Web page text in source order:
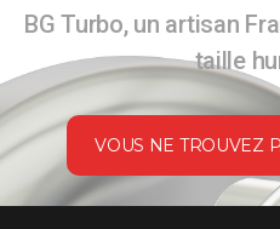
BG Turbo, un artisan
taille
VOUS NE TROUVEZ